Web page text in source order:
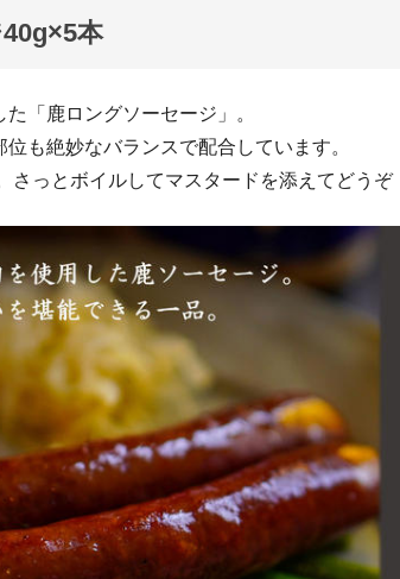
本
「鹿ロングソーセージ」。
も絶妙なバランスで配合しています。
さっとボイルしてマスタードを添えてどうぞ